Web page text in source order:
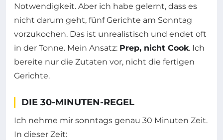
Notwendigkeit. Aber ich habe gelernt, dass es
nicht darum geht, fünf Gerichte am Sonntag
vorzukochen. Das ist unrealistisch und endet oft
in der Tonne. Mein Ansatz: Prep, nicht Cook. Ich
bereite nur die Zutaten vor, nicht die fertigen
Gerichte.
DIE 30-MINUTEN-REGEL
Ich nehme mir sonntags genau 30 Minuten Zeit.
In dieser Zeit: